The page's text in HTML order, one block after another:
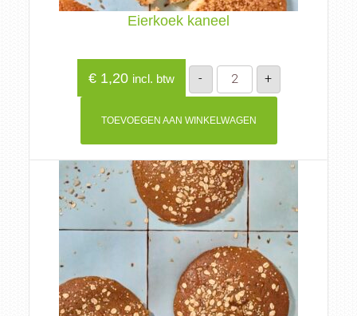
Eierkoek kaneel
€1,20 incl. btw -
Eierkoek
kaneel
aantal
+
TOEVOEGEN AAN WINKELWAGEN